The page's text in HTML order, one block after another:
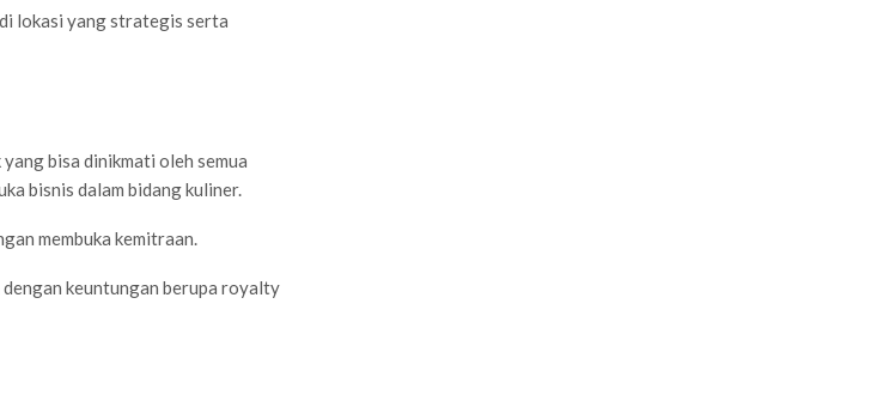
lokasi yang strategis serta
bisa dinikmati oleh semua
bisnis dalam bidang kuliner.
membuka kemitraan.
keuntungan berupa royalty